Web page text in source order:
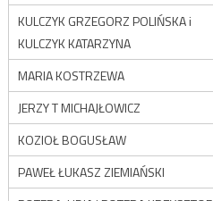
KULCZYK GRZEGORZ POLIŃSKA i
KULCZYK KATARZYNA
MARIA KOSTRZEWA
JERZY T MICHAJŁOWICZ
KOZIOŁ BOGUSŁAW
PAWEŁ ŁUKASZ ZIEMIAŃSKI